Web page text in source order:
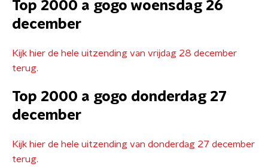
Top 2000 a gogo woensdag 26
december
Kijk hier de hele uitzending van vrijdag 28 december
terug.
Top 2000 a gogo donderdag 27
december
Kijk hier de hele uitzending van donderdag 27 december
terug.